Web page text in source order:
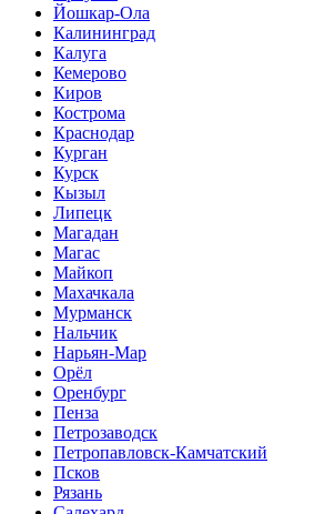
Йошкар-Ола
Калининград
Калуга
Кемерово
Киров
Кострома
Краснодар
Курган
Курск
Кызыл
Липецк
Магадан
Магас
Майкоп
Махачкала
Мурманск
Нальчик
Нарьян-Мар
Орёл
Оренбург
Пенза
Петрозаводск
Петропавловск-Камчатский
Псков
Рязань